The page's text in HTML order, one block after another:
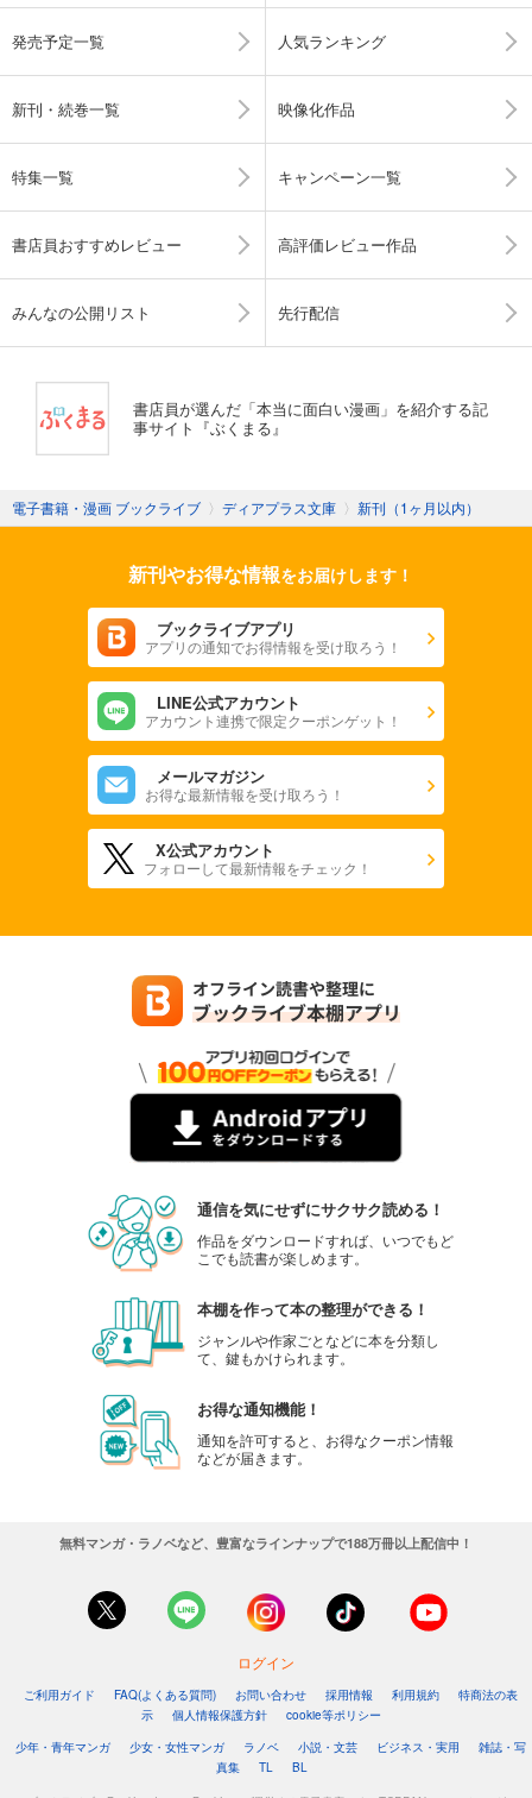
発売予定一覧 人気ランキング
新刊・続巻一覧 映像化作品
特集一覧 キャンペーン一覧
書店員おすすめレビュー 高評価レビュー作品
みんなの公開リスト 先行配信
書店員が選んだ「本当に面白い漫画」を紹介する記
事サイト『ぶくまる』
電子書籍・漫画 ブックライブ 〉 ディアプラス文庫 〉 新刊（1ヶ月以内）
新刊やお得な情報をお届けします！
ブックライブアプリ
アプリの通知でお得情報を受け取ろう！
LINE公式アカウント
アカウント連携で限定クーポンゲット！
メールマガジン
お得な最新情報を受け取ろう！
X公式アカウント
フォローして最新情報をチェック！
通信を気にせずにサクサク読める！
作品をダウンロードすれば、いつでもど
こでも読書が楽しめます。
本棚を作って本の整理ができる！
ジャンルや作家ごとなどに本を分類し
て、鍵もかけられます。
お得な通知機能！
通知を許可すると、お得なクーポン情報
などが届きます。
無料マンガ・ラノベなど、豊富なラインナップで188万冊以上配信中！
ログイン
ご利用ガイド FAQ(よくある質問) お問い合わせ 採用情報 利用規約
特商法の表
示
個人情報保護方針
cookie等ポリシー
少年・青年マンガ
少女・女性マンガ ラノベ 小説・文芸 ビジネス・実用
雑誌・写
真集
TL BL